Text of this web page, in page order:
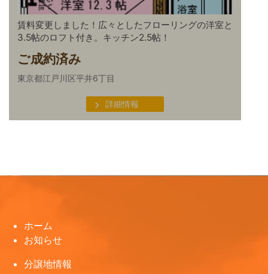
賃料変更しました！広々としたフローリングの洋室と
3.5帖のロフト付き。キッチン2.5帖！
ご成約済み
東京都江戸川区平井6丁目
詳細情報
ホーム
お知らせ
分譲地情報